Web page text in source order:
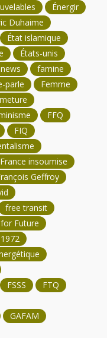
Énergir
Duhaime
État islamique
États-unis
famine
parle
Femme
FFQ
FIQ
France insoumise
Geffroy
free transit
Future
FSSS
FTQ
GAFAM